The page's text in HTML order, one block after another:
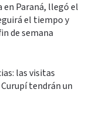
Paraná, llegó el
el tiempo y
de semana
las visitas
tendrán un